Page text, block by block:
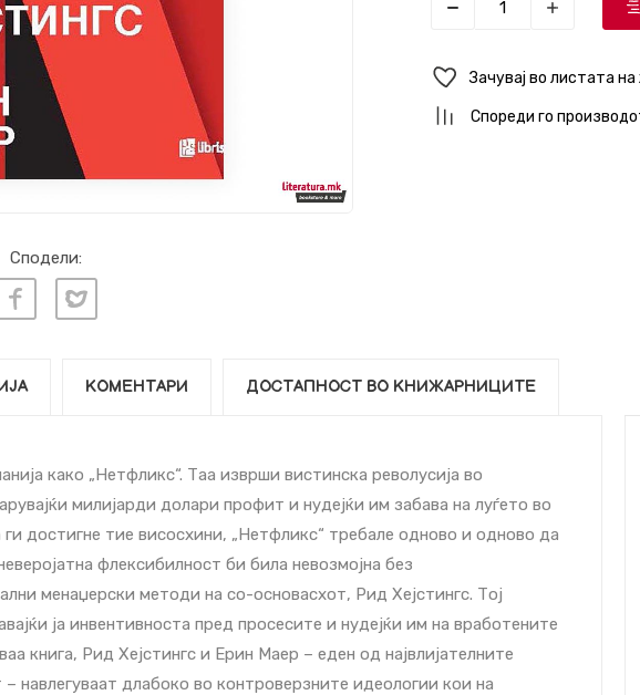
Сподели:
Зачувај во листата
Спореди го
КОМЕНТАРИ ДОСТАПНОСТ ВО КНИЖАРНИЦИТЕ
како „Нетфликс“. Таа изврши вистинска револуcија во
милијарди долари профит и нудејќи им забава на луѓето во
достигне тие висоcхини, „Нетфликс“ требале одново и одново да
флексибилност би била невозмојна без
менаџерски методи на со-основаcхот, Рид Хејстингс. Тој
ја инвентивноста пред проcесите и нудејќи им на вработените
книга, Рид Хејстингс и Ерин Маер – еден од највлијателните
навлегуваат длабоко во контроверзните идеологии кои на